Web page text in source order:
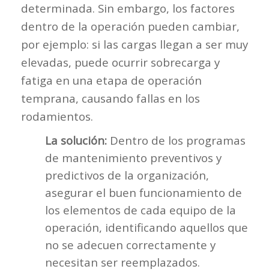
determinada. Sin embargo, los factores
dentro de la operación pueden cambiar,
por ejemplo: si las cargas llegan a ser muy
elevadas, puede ocurrir sobrecarga y
fatiga en una etapa de operación
temprana, causando fallas en los
rodamientos.
La solución: Dentro de los programas
de mantenimiento preventivos y
predictivos de la organización,
asegurar el buen funcionamiento de
los elementos de cada equipo de la
operación, identificando aquellos que
no se adecuen correctamente y
necesitan ser reemplazados.